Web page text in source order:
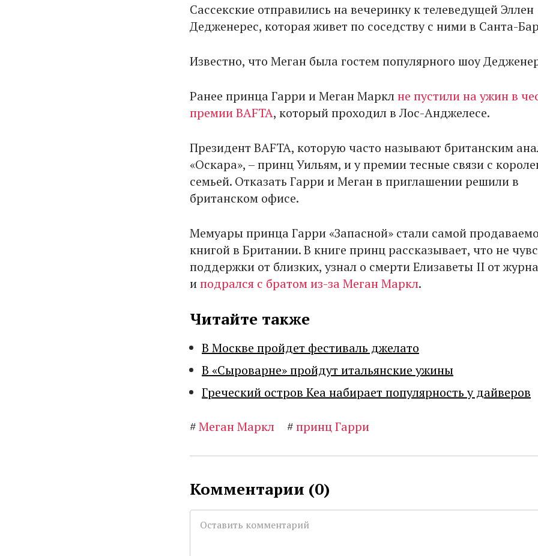
Сассекские отправились на вечеринку к телеведущей Эллен
Дедженерес, которая живет по соседству с ними в Санта-
Известно, что Меган была гостем популярного шоу
Ранее принца Гарри и Меган Марклне пустили на ужин в
премии BAFTA, который проходил в Лос-Анджелесе.
Президент BAFTA, которую часто называют британским
«Оскара», – принц Уильям, и у премии тесные связи с
семьей. Отказать Гарри и Меган в приглашении решили в
британском офисе.
Мемуары принца Гарри «Запасной» стали самой
книгой в Британии. В книге принц рассказывает, что не
поддержки от близких, узнал о смерти Елизаветы II от
иподрался с братом из-за Меган Маркл.
Читайте также
В Москве пройдет фестиваль джелато
В «Сыроварне» пройдут итальянские ужины
Греческий остров Кеа набирает популярность у дайверов
#Меган Маркл #принц Гарри
Комментарии (0)